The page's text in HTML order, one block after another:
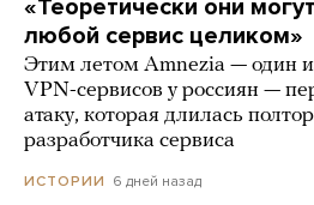
«Теоретически они
любой сервис целиком»
Этим летом Amnezia — один
VPN-сервисов у россиян —
атаку, которая длилась
разработчика сервиса
ИСТОРИИ 6 дней назад